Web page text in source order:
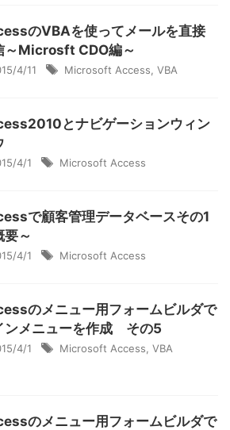
のVBAを使ってメールを直接
～Microsft CDO編～
4/11 Microsoft Access VBA
とナビゲーションウィン
4/1 Microsoft Access
で顧客管理データベースその1
要～
4/1 Microsoft Access
のメニュー用フォームビルダで
ンメニューを作成 その5
4/1 Microsoft Access VBA
のメニュー用フォームビルダで